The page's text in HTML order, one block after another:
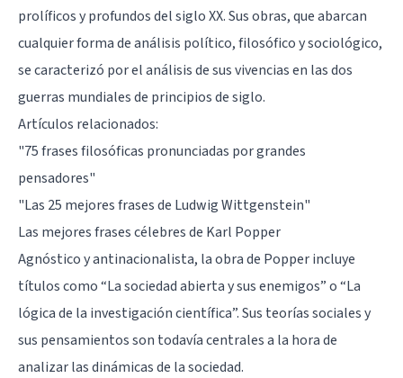
prolíficos y profundos del siglo XX. Sus obras, que abarcan
cualquier forma de análisis político, filosófico y sociológico,
se caracterizó por el análisis de sus vivencias en las dos
guerras mundiales de principios de siglo.
Artículos relacionados:
"75 frases filosóficas pronunciadas por grandes
pensadores"
"Las 25 mejores frases de Ludwig Wittgenstein"
Las mejores frases célebres de Karl Popper
Agnóstico y antinacionalista, la obra de Popper incluye
títulos como“La sociedad abierta y sus enemigos”o“La
lógica de la investigación científica”. Sus teorías sociales y
sus pensamientos son todavía centrales a la hora de
analizar las dinámicas de la sociedad.